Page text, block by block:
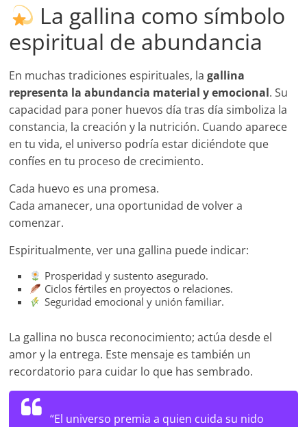
La gallina como símbolo
espiritual de abundancia
En muchas tradiciones espirituales, lagallina
representa la abundancia material y emocional. Su
capacidad para poner huevos día tras día simboliza la
constancia, la creación y la nutrición. Cuando aparece
en tu vida, el universo podría estar diciéndote que
confíes en tu proceso de crecimiento.
Cada huevo es una promesa.
Cada amanecer, una oportunidad de volver a
comenzar.
Espiritualmente, ver una gallina puede indicar:
Prosperidad y sustento asegurado.
Ciclos fértiles en proyectos o relaciones.
Seguridad emocional y unión familiar.
La gallina no busca reconocimiento; actúa desde el
amor y la entrega. Este mensaje es también un
recordatorio para cuidar lo que has sembrado.
“El universo premia a quien cuida su nido